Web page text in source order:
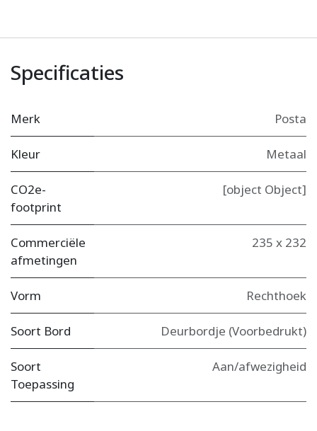
Specificaties
Merk Posta
Kleur Metaal
CO2e-
footprint
[object Object]
Commerciële
afmetingen
235 x 232
Vorm Rechthoek
Soort Bord Deurbordje (Voorbedrukt)
Soort
Toepassing
Aan/afwezigheid